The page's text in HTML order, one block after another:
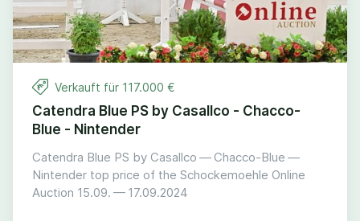
Verkauft für 117.000 €
Catendra Blue PS by Casallco - Chacco-
Blue - Nintender
Catendra Blue PS by Casallco — Chacco-Blue —
Nintender top price of the Schockemoehle Online
Auction 15.09. — 17.09.2024